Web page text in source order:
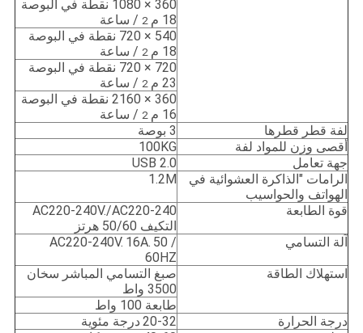
360 × 1080 نقطة في البوصة
18 م
2/ ساعة
540 × 720 نقطة في البوصة
18 م
2/ ساعة
720 × 720 نقطة في البوصة
23 م
2/ ساعة
360 × 2160 نقطة في البوصة
16 م
2/ ساعة
لفة قطر قطرها
3 بوصة
أقصى وزن للمواد لفة
100KG
جهة تعامل
USB 2.0
الرامات "الذاكرة العشوائية في
الهواتف والحواسيب
1.2M
قوة الطابعة
AC220-240V./AC220-240
التكيف 50/60 هرتز
آلة التسامي
AC220-240V. 16A. 50 /
60HZ
استهلاك الطاقة
صبغ التسامي المباشر سخان
3500 واط
طابعة 100 واط
درجة الحرارة
20-32درجة مئوية